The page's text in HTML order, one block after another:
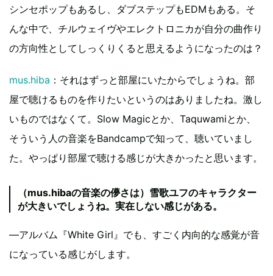
シンセポップもあるし、ダブステップもEDMもある。そ
んな中で、チルウェイヴやエレクトロニカが自分の曲作り
の方向性としてしっくりくると思えるようになったのは？
mus.hiba ：それはずっと部屋にいたからでしょうね。部
屋で聴けるものを作りたいというのはありましたね。激し
いものではなくて。Slow Magicとか、Taquwamiとか、
そういう人の音楽をBandcampで知って、聴いていまし
た。やっぱり部屋で聴ける感じが大きかったと思います。
（mus.hibaの音楽の儚さは）雪歌ユフのキャラクター
が大きいでしょうね。実在しない感じがある。
―アルバム『White Girl』でも、すごく内向的な感覚が音
になっている感じがします。